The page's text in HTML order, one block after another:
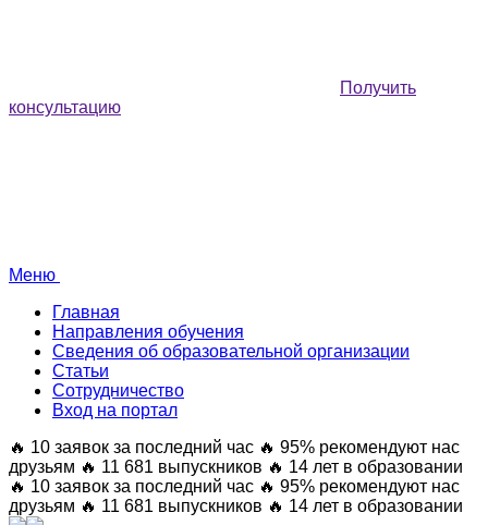
Получить
консультацию
Меню
Главная
Направления обучения
Сведения об образовательной организации
Статьи
Сотрудничество
Вход на портал
🔥 10 заявок за последний час 🔥 95% рекомендуют нас
друзьям 🔥 11 681 выпускников 🔥 14 лет в образовании
🔥 10 заявок за последний час 🔥 95% рекомендуют нас
друзьям 🔥 11 681 выпускников 🔥 14 лет в образовании